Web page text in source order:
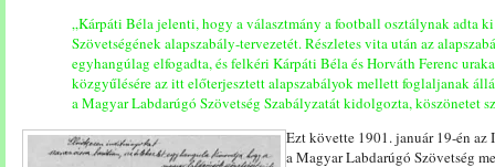
„Kárpáti Béla jelenti, hogy a választmány a football osztálynak adta
Szövetségének alapszabály-tervezetét. Részletes vita után az
egyhangúlag elfogadta, és felkéri Kárpáti Béla és Horváth Ferenc
közgyűlésére az itt előterjesztett alapszabályok mellett foglaljanak
a Magyar Labdarúgó Szövetség Szabályzatát kidolgozta, köszönetet
Ezt követte 1901. január 19-én az
a Magyar Labdarúgó Szövetség